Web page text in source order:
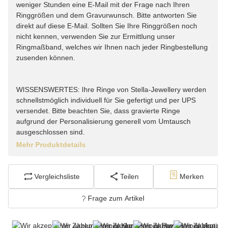
weniger Stunden eine E-Mail mit der Frage nach Ihren
Ringgrößen und dem Gravurwunsch. Bitte antworten Sie
direkt auf diese E-Mail. Sollten Sie Ihre Ringgrößen noch
nicht kennen, verwenden Sie zur Ermittlung unser
Ringmaßband, welches wir Ihnen nach jeder Ringbestellung
zusenden können.
WISSENSWERTES: Ihre Ringe von Stella-Jewellery werden
schnellstmöglich individuell für Sie gefertigt und per UPS
versendet. Bitte beachten Sie, dass gravierte Ringe
aufgrund der Personalisierung generell vom Umtausch
ausgeschlossen sind.
Mehr Produktdetails
Vergleichsliste Teilen Merken
Frage zum Artikel